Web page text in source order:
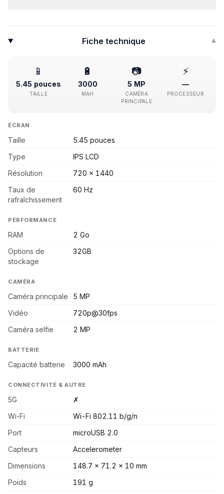
Fiche technique ▾
📱
5.45 pouces
TAILLE
🔋
3000
MAH
📷
5 MP
CAMÉRA
PRINCIPALE
⚡
—
PROCESSEUR
ÉCRAN
Taille
5.45 pouces
Type
IPS LCD
Résolution
720 x 1440
Taux de
rafraîchissement
60 Hz
PERFORMANCE
RAM
2 Go
Options de
stockage
32GB
CAMÉRA
Caméra principale
5 MP
Vidéo
720p@30fps
Caméra selfie
2 MP
BATTERIE
Capacité batterie 3000 mAh
CONNECTIVITÉ & AUTRE
5G
✗
Wi-Fi
Wi-Fi 802.11 b/g/n
Port
microUSB 2.0
Capteurs
Accelerometer
Dimensions
148.7 x 71.2 x 10 mm
Poids
191 g